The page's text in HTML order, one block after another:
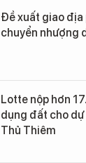
Đề xuất giao
chuyển nhượng
Lotte nộp hơn
dụng đất cho dự
Thủ Thiêm